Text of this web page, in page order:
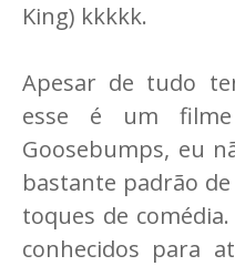
King) kkkkk.
Apesar de tudo
esse é um
Goosebumps, eu
bastante padrão
toques de
conhecidos para